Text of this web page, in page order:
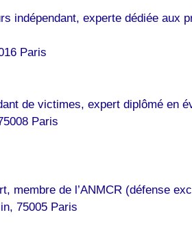
indépendant, experte dédiée aux
Paris
de victimes, expert diplômé en
Paris
membre de l’ANMCR (défense
75005 Paris